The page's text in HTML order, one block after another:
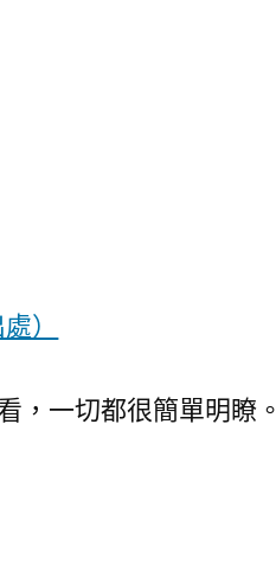
處）
，一切都很簡單明瞭。